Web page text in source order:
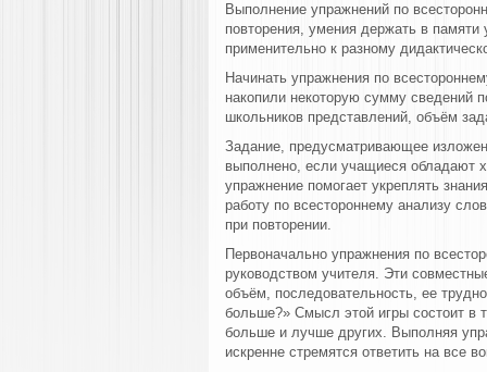
Выполнение упражнений по
повторения, умения держать в памяти
применительно к разному
Начинать упражнения по
накопили некоторую сумму сведений
школьников представлений, объём
Задание, предусматривающее
выполнено, если учащиеся обладают
упражнение помогает укреплять
работу по всестороннему анализу
при повторении.
Первоначально упражнения по
руководством учителя. Эти
объём, последовательность, ее
больше?» Смысл этой игры состоит в
больше и лучше других. Выполняя
искренне стремятся ответить на все